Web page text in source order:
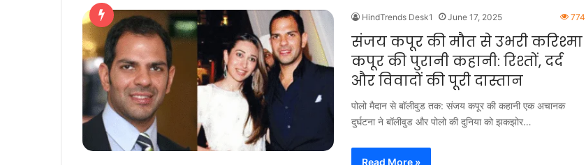
HindTrends Desk1 June 17, 2025 774
संजय कपूर की मौत से उभरी करिश्मा
कपूर की पुरानी कहानी: रिश्तों, दर्द
और विवादों की पूरी दास्तान
पोलो मैदान से बॉलीवुड तक: संजय कपूर की कहानी एक अचानक
दुर्घटना ने बॉलीवुड और पोलो की दुनिया को झकझोर…
Read More »